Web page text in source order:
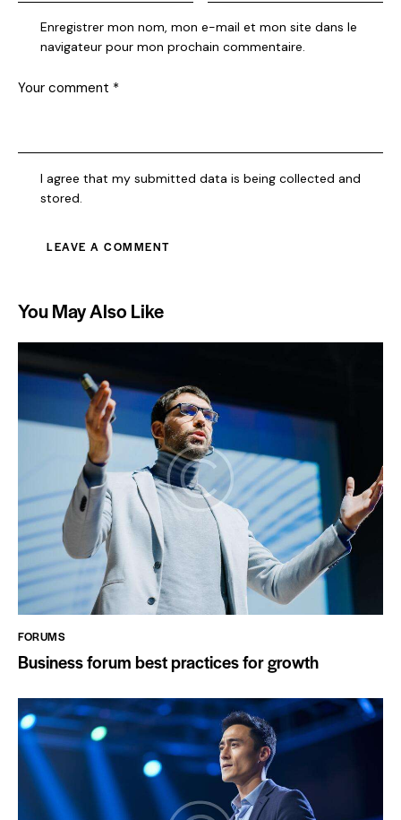
Enregistrer mon nom, mon e-mail et mon site dans le
navigateur pour mon prochain commentaire.
I agree that my submitted data is being collected and
stored.
You May Also Like
FORUMS
Business forum best practices for growth